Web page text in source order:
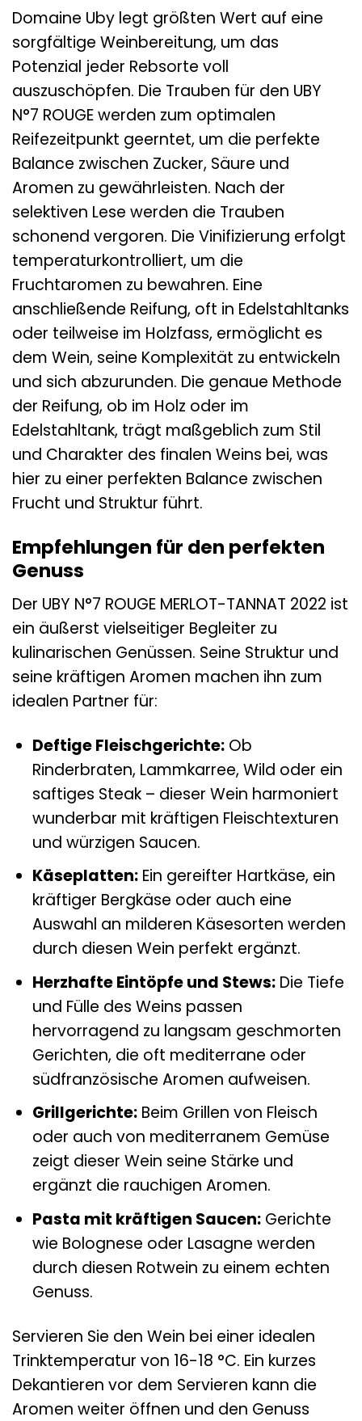
Domaine Uby legt größten Wert auf eine
sorgfältige Weinbereitung, um das
Potenzial jeder Rebsorte voll
auszuschöpfen. Die Trauben für den UBY
N°7 ROUGE werden zum optimalen
Reifezeitpunkt geerntet, um die perfekte
Balance zwischen Zucker, Säure und
Aromen zu gewährleisten. Nach der
selektiven Lese werden die Trauben
schonend vergoren. Die Vinifizierung erfolgt
temperaturkontrolliert, um die
Fruchtaromen zu bewahren. Eine
anschließende Reifung, oft in Edelstahltanks
oder teilweise im Holzfass, ermöglicht es
dem Wein, seine Komplexität zu entwickeln
und sich abzurunden. Die genaue Methode
der Reifung, ob im Holz oder im
Edelstahltank, trägt maßgeblich zum Stil
und Charakter des finalen Weins bei, was
hier zu einer perfekten Balance zwischen
Frucht und Struktur führt.
Empfehlungen für den perfekten
Genuss
Der UBY N°7 ROUGE MERLOT-TANNAT 2022 ist
ein äußerst vielseitiger Begleiter zu
kulinarischen Genüssen. Seine Struktur und
seine kräftigen Aromen machen ihn zum
idealen Partner für:
Deftige Fleischgerichte:Ob
Rinderbraten, Lammkarree, Wild oder ein
saftiges Steak – dieser Wein harmoniert
wunderbar mit kräftigen Fleischtexturen
und würzigen Saucen.
Käseplatten:Ein gereifter Hartkäse, ein
kräftiger Bergkäse oder auch eine
Auswahl an milderen Käsesorten werden
durch diesen Wein perfekt ergänzt.
Herzhafte Eintöpfe und Stews:Die Tiefe
und Fülle des Weins passen
hervorragend zu langsam geschmorten
Gerichten, die oft mediterrane oder
südfranzösische Aromen aufweisen.
Grillgerichte:Beim Grillen von Fleisch
oder auch von mediterranem Gemüse
zeigt dieser Wein seine Stärke und
ergänzt die rauchigen Aromen.
Pasta mit kräftigen Saucen:Gerichte
wie Bolognese oder Lasagne werden
durch diesen Rotwein zu einem echten
Genuss.
Servieren Sie den Wein bei einer idealen
Trinktemperatur von 16-18 °C. Ein kurzes
Dekantieren vor dem Servieren kann die
Aromen weiter öffnen und den Genuss